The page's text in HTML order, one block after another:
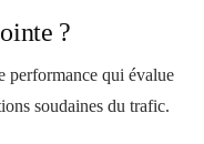
?
performance qui évalue
soudaines du trafic.